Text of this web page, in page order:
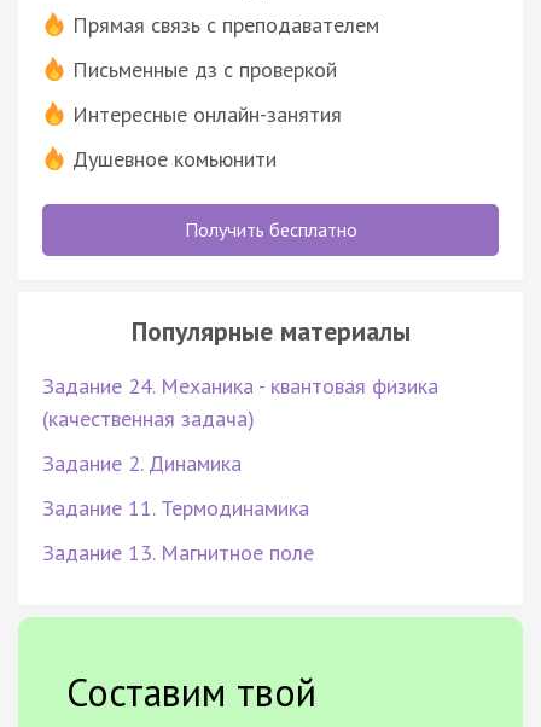
Прямая связь с преподавателем
Письменные дз с проверкой
Интересные онлайн-занятия
Душевное комьюнити
Получить бесплатно
Популярные материалы
Задание 24. Механика - квантовая физика
(качественная задача)
Задание 2. Динамика
Задание 11. Термодинамика
Задание 13. Магнитное поле
Составим твой